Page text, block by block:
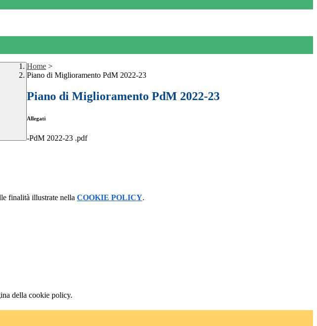
Home >
Piano di Miglioramento PdM 2022-23
Piano di Miglioramento PdM 2022-23
Allegati
-PdM 2022-23 .pdf
finalità illustrate nella COOKIE POLICY.
della cookie policy.